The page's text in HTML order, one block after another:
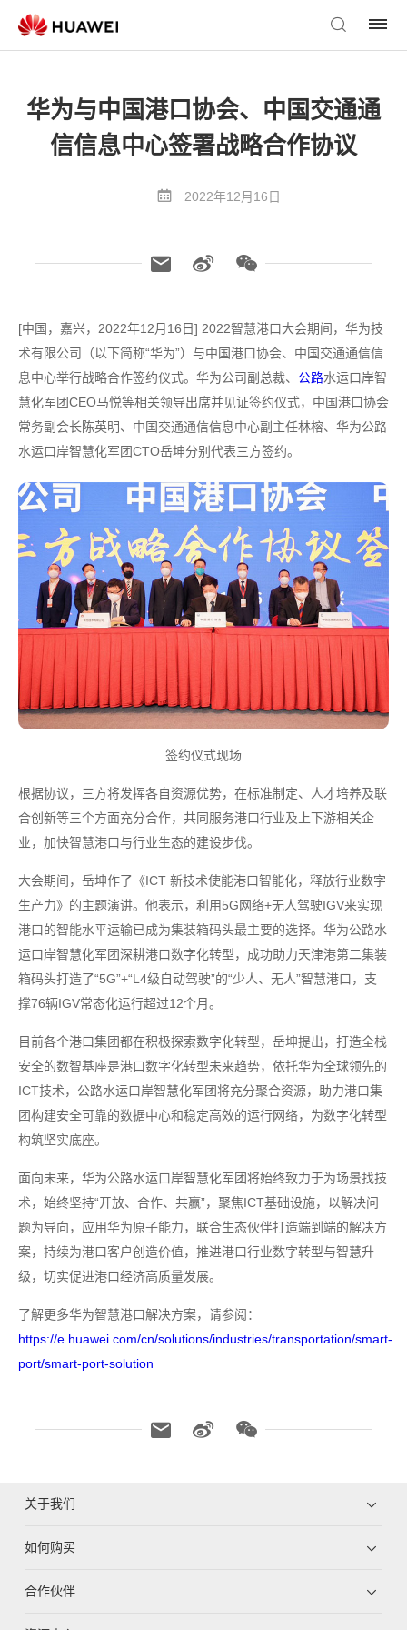
华为与中国港口协会、中国交通通
信信息中心签署战略合作协议
2022年12月16日
[中国，嘉兴，2022年12月16日] 2022智慧港口大会期间，华为技
术有限公司（以下简称“华为”）与中国港口协会、中国交通通信信
息中心举行战略合作签约仪式。华为公司副总裁、 公路水运口岸智
慧化军团CEO马悦等相关领导出席并见证签约仪式，中国港口协会
常务副会长陈英明、中国交通通信信息中心副主任林榕、华为公路
水运口岸智慧化军团CTO岳坤分别代表三方签约。
签约仪式现场
根据协议，三方将发挥各自资源优势，在标准制定、人才培养及联
合创新等三个方面充分合作，共同服务港口行业及上下游相关企
业，加快智慧港口与行业生态的建设步伐。
大会期间，岳坤作了《ICT 新技术使能港口智能化，释放行业数字
生产力》的主题演讲。他表示，利用5G网络+无人驾驶IGV来实现
港口的智能水平运输已成为集装箱码头最主要的选择。华为公路水
运口岸智慧化军团深耕港口数字化转型，成功助力天津港第二集装
箱码头打造了“5G”+“L4级自动驾驶”的“少人、无人”智慧港口，支
撑76辆IGV常态化运行超过12个月。
目前各个港口集团都在积极探索数字化转型，岳坤提出，打造全栈
安全的数智基座是港口数字化转型未来趋势，依托华为全球领先的
ICT技术，公路水运口岸智慧化军团将充分聚合资源，助力港口集
团构建安全可靠的数据中心和稳定高效的运行网络，为数字化转型
构筑坚实底座。
面向未来，华为公路水运口岸智慧化军团将始终致力于为场景找技
术，始终坚持“开放、合作、共赢”，聚焦ICT基础设施，以解决问
题为导向，应用华为原子能力，联合生态伙伴打造端到端的解决方
案，持续为港口客户创造价值，推进港口行业数字转型与智慧升
级，切实促进港口经济高质量发展。
了解更多华为智慧港口解决方案，请参阅：
https://e.huawei.com/cn/solutions/industries/transportation/smart-
port/smart-port-solution
关于我们
如何购买
合作伙伴